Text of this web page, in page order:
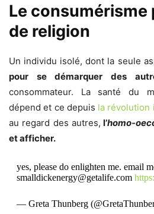
Le consumérisme
de religion
Un individu isolé, dont la seule
pour se démarquer des
consommateur. La santé du
dépend et ce depuis la révolution
au regard des autres, l’homo-o
et afficher.
yes, please do enlighten me. email
smalldickenergy@getalife.com
— Greta Thunberg